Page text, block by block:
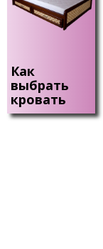
Как
выбрать
кровать